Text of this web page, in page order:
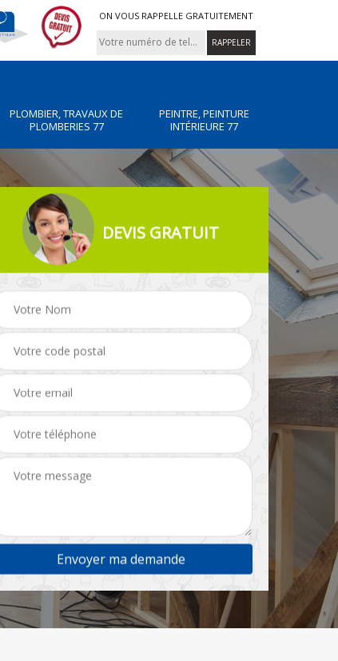
ON VOUS RAPPELLE GRATUITEMENT
PLOMBIER, TRAVAUX DE
PLOMBERIES 77
PEINTRE, PEINTURE
INTÉRIEURE 77
Peintre, peinture
intérieure 77
Rénovation de maison
DEVIS GRATUIT